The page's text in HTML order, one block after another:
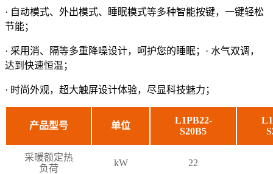
· 自动模式、外出模式、睡眠模式等多种智能按键，一键轻松
节能；
· 采用消、隔等多重降噪设计，呵护您的睡眠；· 水气双调，
达到快速恒温；
· 时尚外观，超大触屏设计体验，尽显科技魅力；
产品型号 单位
L1PB22-
S20B5
采暖额定热
负荷
kW 22